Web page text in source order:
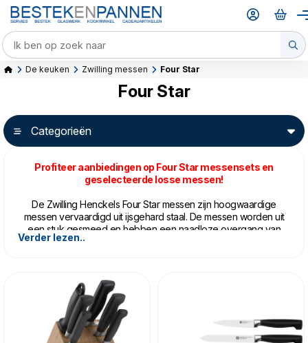
De keuken Zwilling messen Four Star
Four Star
Categorieën
Profiteer aanbiedingen op Four Star messensets en
geselecteerde losse messen!
De Zwilling Henckels Four Star messen zijn hoogwaardige
messen vervaardigd uit ijsgehard staal. De messen worden uit
een stuk gesmeed en hebben een naadloze overgang van
krop naar heft. Het kunststof heft is goed gevormd en geschikt
en gemaakt om een leven lang mee te gaan.
Verder lezen..